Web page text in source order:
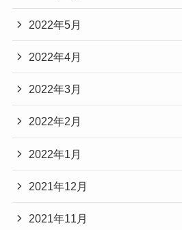
2022年5月
2022年4月
2022年3月
2022年2月
2022年1月
2021年12月
2021年11月